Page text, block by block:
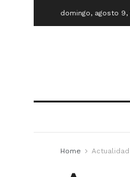
domingo, agosto 9,
Home Actualidad